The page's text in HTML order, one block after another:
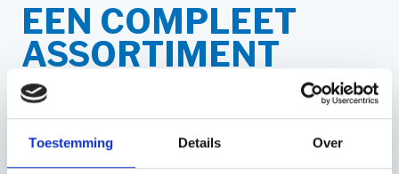
Toestemming Details Over
EEN COMPLEET
ASSORTIMENT
SOLO SPUITEN BIJ
KERSTENS VOETEN
VOOR ELKE